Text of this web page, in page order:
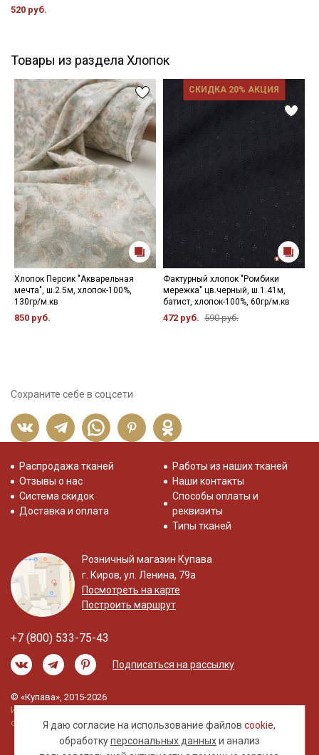
520 руб.
Товары из раздела Хлопок
Хлопок Персик "Акварельная
мечта", ш.2.5м, хлопок-100%,
130гр/м.кв
850 руб.
СКИДКА 20% АКЦИЯ
Фактурный хлопок "Ромбики
мережка" цв.черный, ш.1.41м,
батист, хлопок-100%, 60гр/м.кв
472 руб. 590 руб.
Сохраните себе в соцсети
Я даю согласие на использование файловcookie,
обработкуперсональных данныхи анализ
Распродажа тканей
Отзывы о нас
Система скидок
Доставка и оплата
Работы из наших тканей
Наши контакты
Способы оплаты и
реквизиты
Типы тканей
Розничный магазин Купава
г. Киров, ул. Ленина, 79а
Посмотреть на карте
Построить маршрут
+7 (800) 533-75-43
Подписаться на рассылку
© «Купава», 2015-2026
Информация на сайте не является публичной
офертой.